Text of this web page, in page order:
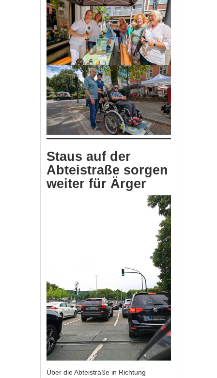
Staus auf der
Abteistraße sorgen
weiter für Ärger
Über die Abteistraße in Richtung